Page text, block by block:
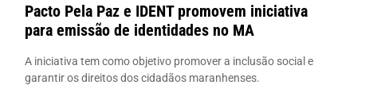
Pacto Pela Paz e IDENT promovem iniciativa
para emissão de identidades no MA
A iniciativa tem como objetivo promover a inclusão social e
garantir os direitos dos cidadãos maranhenses.